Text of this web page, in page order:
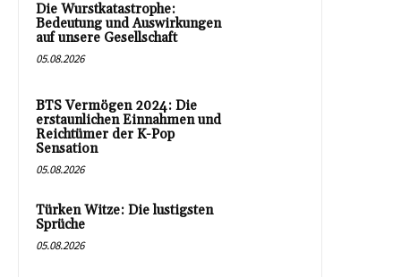
Die Wurstkatastrophe:
Bedeutung und Auswirkungen
auf unsere Gesellschaft
05.08.2026
BTS Vermögen 2024: Die
erstaunlichen Einnahmen und
Reichtümer der K-Pop
Sensation
05.08.2026
Türken Witze: Die lustigsten
Sprüche
05.08.2026